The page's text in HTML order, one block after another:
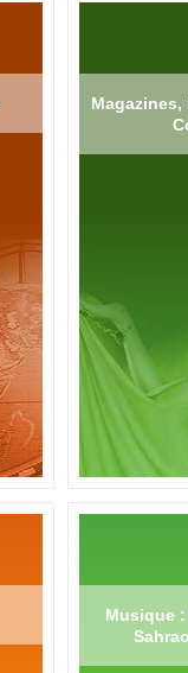
Magazines,
Musique